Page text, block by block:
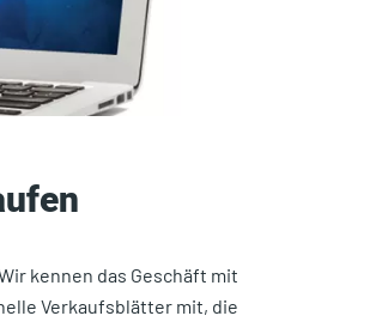
kennen das Geschäft mit
Verkaufsblätter mit, die